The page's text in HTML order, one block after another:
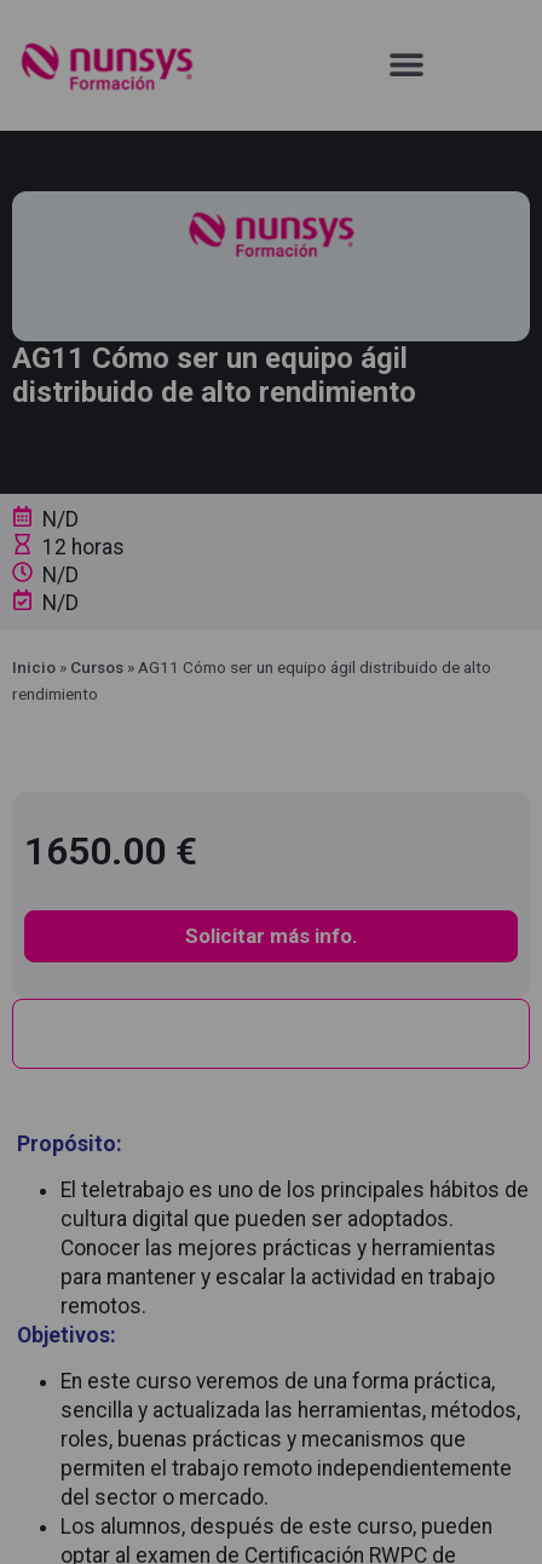
AG11 Cómo ser un equipo ágil
distribuido de alto rendimiento
N/D
12 horas
N/D
N/D
Inicio » Cursos » AG11 Cómo ser un equipo ágil distribuido de alto
rendimiento
Propósito:
El teletrabajo es uno de los principales hábitos de
cultura digital que pueden ser adoptados.
Conocer las mejores prácticas y herramientas
para mantener y escalar la actividad en trabajo
remotos.
Objetivos:
En este curso veremos de una forma práctica,
sencilla y actualizada las herramientas, métodos,
roles, buenas prácticas y mecanismos que
permiten el trabajo remoto independientemente
del sector o mercado.
Los alumnos, después de este curso, pueden
optar al examen de Certificación RWPC de
1650.00 €
Solicitar más info.